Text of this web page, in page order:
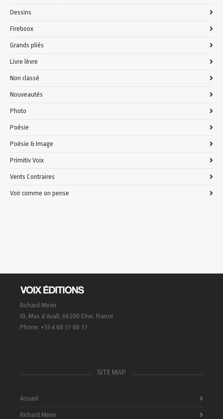
Dessins
Fireboox
Grands pliés
Livre lèvre
Non classé
Nouveautés
Photo
Poésie
Poésie & Image
Primitiv Voix
Vents Contraires
Voir comme on pense
Richard Meier
10, Mas d’Avall, 66200 Elne, France
Phone: +33 4 68 37 88 37
SITE MAP
Accueil
Richard Meier